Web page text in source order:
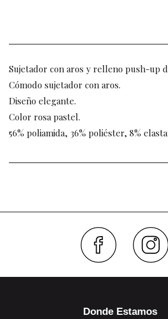
Sujetador con aros y relleno push-up
Cómodo sujetador con aros.
Diseño elegante.
Color rosa pastel.
56% poliamida, 36% poliéster, 8%
Donde Estamos